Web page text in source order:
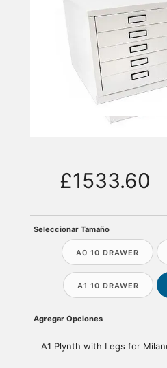
£1533.60
Seleccionar Tamaño
A0 10 DRAWER
A1 10 DRAWER
Agregar Opciones
A1 Plynth with Legs for